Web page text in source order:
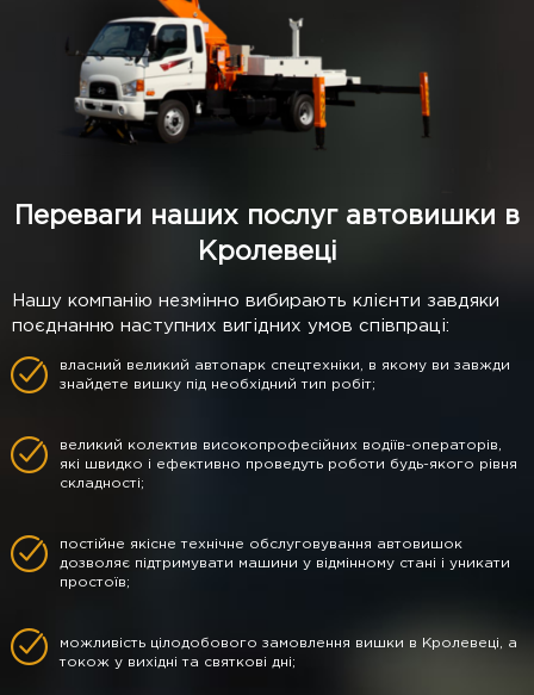
Переваги наших послуг автовишки в
Кролевеці
Нашу компанію незмінно вибирають клієнти завдяки
поєднанню наступних вигідних умов співпраці:
власний великий автопарк спецтехніки, в якому ви завжди
знайдете вишку під необхідний тип робіт;
великий колектив високопрофесійних водіїв-операторів,
які швидко і ефективно проведуть роботи будь-якого рівня
складності;
постійне якісне технічне обслуговування автовишок
дозволяє підтримувати машини у відмінному стані і уникати
простоїв;
можливість цілодобового замовлення вишки в Кролевеці, а
токож у вихідні та святкові дні;